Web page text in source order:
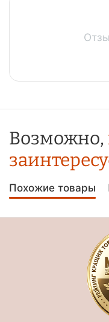
Возможно,
Похожие товары